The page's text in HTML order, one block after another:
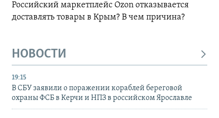
Российский маркетплейс Ozon отказывается
доставлять товары в Крым? В чем причина?
НОВОСТИ
19:15
В СБУ заявили о поражении кораблей береговой
охраны ФСБ в Керчи и НПЗ в российском Ярославле